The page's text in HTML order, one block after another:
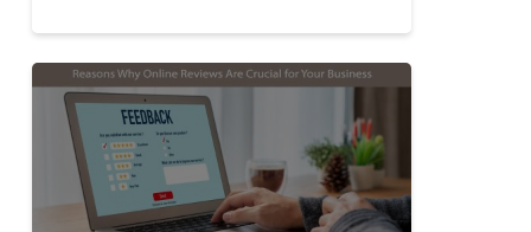
Raisons
pour
lesquelles
avis